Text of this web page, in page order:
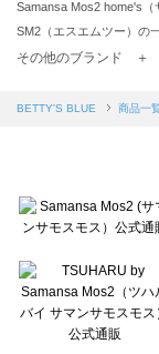
Samansa Mos2 home's
SM2（エスエムツー）の
TSUHARU by Samansa
Samansa Mos2 blue（サ
Te chichi（テチチ）の一
Te chichi CLASSIC（テ
Lugnoncure（ルノンキュ
BETTY'S BLUE（べティ
Wpc.（ワールドパーティ
その他のブランド ＋
BETTY'S BLUE 商品一